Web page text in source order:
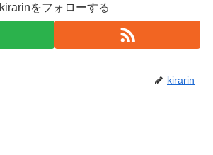
kirarinをフォローする
kirarin